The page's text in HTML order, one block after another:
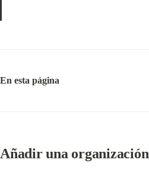
En esta página
Añadir una organización